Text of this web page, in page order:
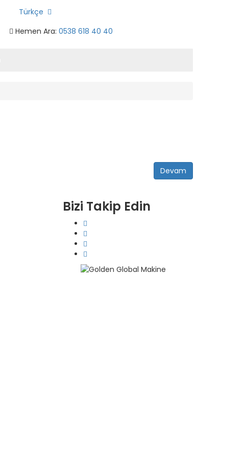
Türkçe
Hemen Ara: 0538 618 40 40
Devam
Bizi Takip Edin